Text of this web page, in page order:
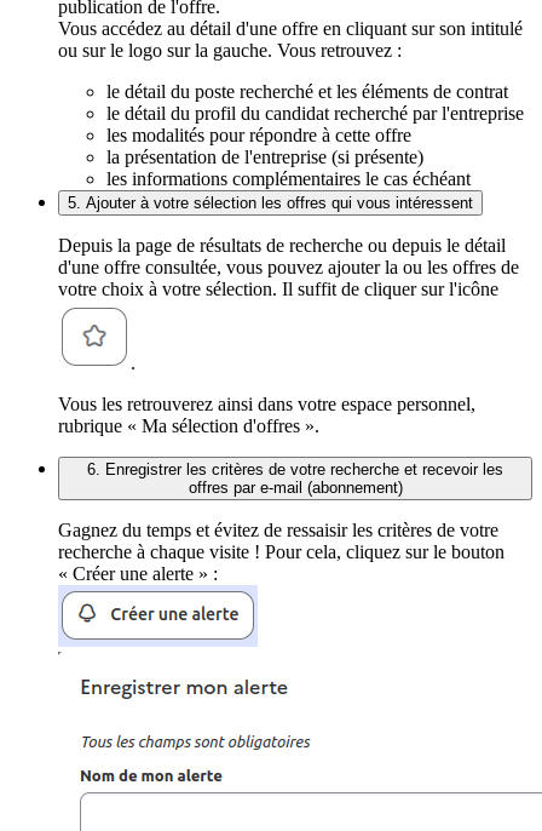
publication de l'offre.
Vous accédez au détail d'une offre en cliquant sur son intitulé
ou sur le logo sur la gauche. Vous retrouvez :
le détail du poste recherché et les éléments de contrat
le détail du profil du candidat recherché par l'entreprise
les modalités pour répondre à cette offre
la présentation de l'entreprise (si présente)
les informations complémentaires le cas échéant
5. Ajouter à votre sélection les offres qui vous intéressent
Depuis la page de résultats de recherche ou depuis le détail
d'une offre consultée, vous pouvez ajouter la ou les offres de
votre choix à votre sélection. Il suffit de cliquer sur l'icône
.
Vous les retrouverez ainsi dans votre espace personnel,
rubrique « Ma sélection d'offres ».
6. Enregistrer les critères de votre recherche et recevoir les
offres par e-mail (abonnement)
Gagnez du temps et évitez de ressaisir les critères de votre
recherche à chaque visite ! Pour cela, cliquez sur le bouton
« Créer une alerte » :